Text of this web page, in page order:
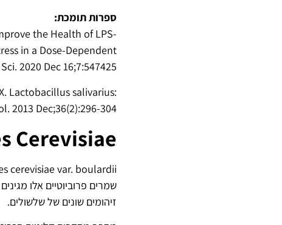
ספרות תומכת:
the Health of LPS-
in a Dose-Dependent
2020 Dec 16;7:547425.
Lactobacillus salivarius:
Dec;36(2):296-304.
Cerevisiae
שמרים פרוביוטיים אלו
זיהומים שונים של שלשולים.